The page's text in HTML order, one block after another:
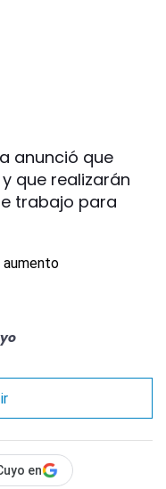
anunció que
que realizarán
trabajo para
en